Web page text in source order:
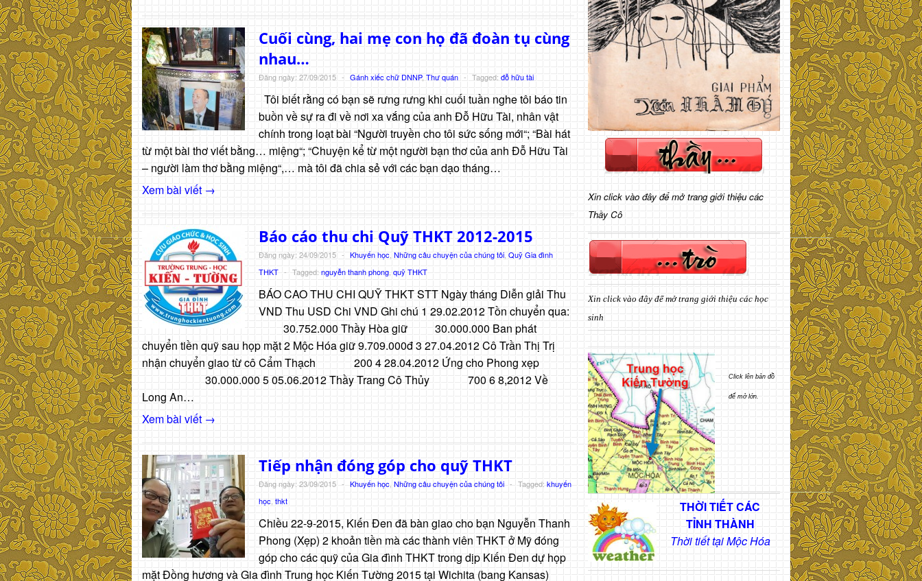
Cuối cùng, hai mẹ con họ đã đoàn tụ cùng
nhau…
Đăng ngày: 27/09/2015 - Gánh xiếc chữ DNNP, Thư quán - Tagged: đỗ hữu tài
Tôi biết rằng có bạn sẽ rưng rưng khi cuối tuần nghe tôi báo tin
buồn về sự ra đi về nơi xa vắng của anh Đỗ Hữu Tài, nhân vật
chính trong loạt bài “Người truyền cho tôi sức sống mới“; “Bài hát
từ một bài thơ viết bằng… miệng“; “Chuyện kể từ một người bạn thơ của anh Đỗ Hữu Tài
– người làm thơ bằng miệng“,… mà tôi đã chia sẻ với các bạn dạo tháng…
Xem bài viết →
Báo cáo thu chi Quỹ THKT 2012-2015
Đăng ngày: 24/09/2015 - Khuyến học Những câu chuyện của chúng tôi Quỹ Gia đình
THKT - Tagged: nguyễn thanh phong quỹ THKT
BÁO CAO THU CHI QUỸ THKT STT Ngày tháng Diễn giải Thu
VND Thu USD Chi VND Ghi chú 1 29.02.2012 Tồn chuyển qua:
30.752.000 Thầy Hòa giữ 30.000.000 Ban phát
chuyển tiền quỹ sau họp mặt 2 Mộc Hóa giữ 9.709.000đ 3 27.04.2012 Cô Trần Thị Trị
nhận chuyển giao từ cô Cẩm Thạch 200 4 28.04.2012 Ứng cho Phong xẹp
30.000.000 5 05.06.2012 Thầy Trang Cô Thủy 700 6 8,2012 Về
Long An…
Xem bài viết →
Tiếp nhận đóng góp cho quỹ THKT
Đăng ngày: 23/09/2015 - Khuyến học Những câu chuyện của chúng tôi - Tagged: khuyến
học thkt
Chiều 22-9-2015, Kiến Đen đã bàn giao cho bạn Nguyễn Thanh
Phong (Xẹp) 2 khoản tiền mà các thành viên THKT ở Mỹ đóng
góp cho các quỹ của Gia đình THKT trong dịp Kiến Đen dự họp
mặt Đồng hương và Gia đình Trung học Kiến Tường 2015 tại Wichita (bang Kansas)
Xin click vào đây để mở trang giới thiệu các
Thầy Cô
Xin click vào đây để mở trang giới thiệu các học
sinh
Click lên bản đồ
để mở lớn.
THỜI TIẾT CÁC
TỈNH THÀNH
Thời tiết tại Mộc Hóa